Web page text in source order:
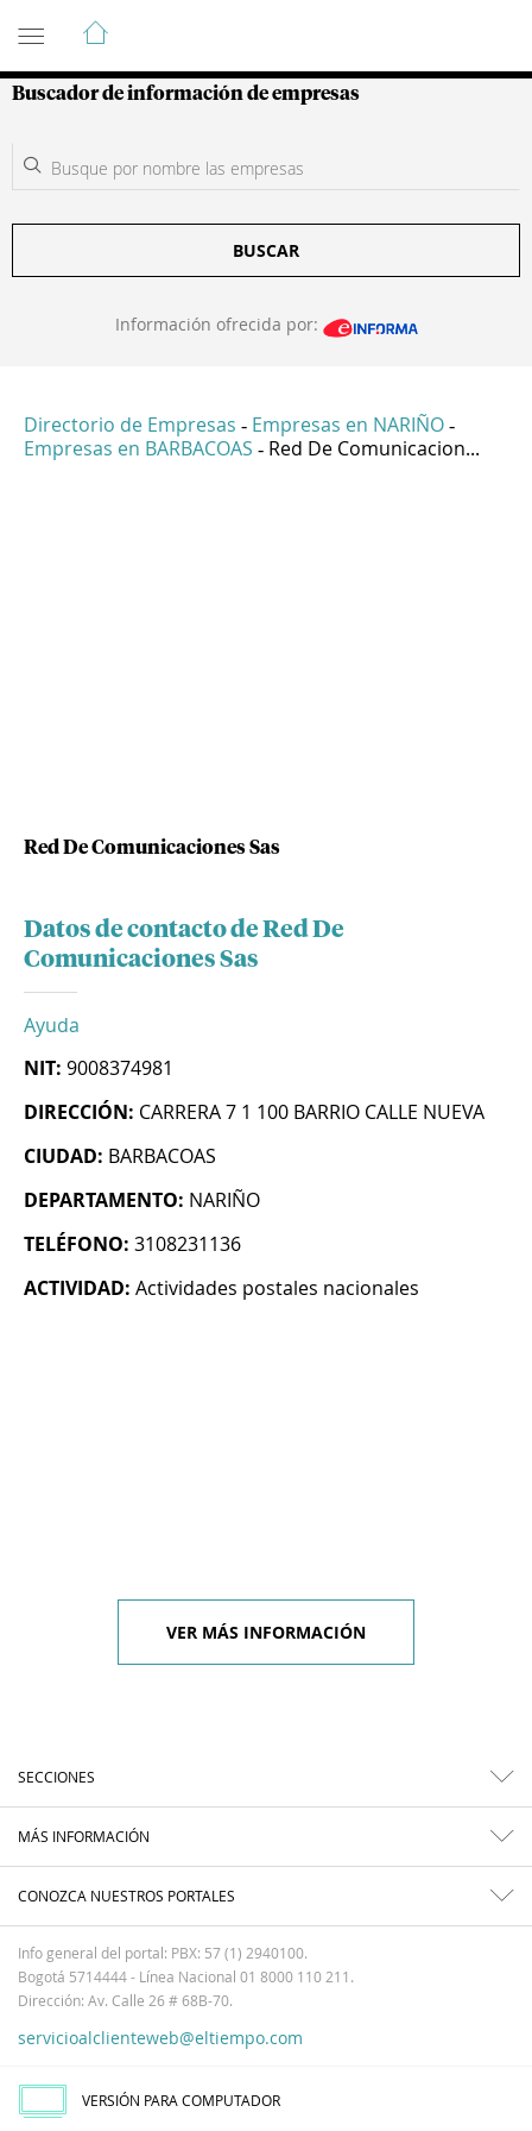
Guía de Empresas Colombianas
Buscador de información de empresas
BUSCAR
Información ofrecida por:
Directorio de Empresas - Empresas en NARIÑO -
Empresas en BARBACOAS - Red De Comunicacion...
Red De Comunicaciones Sas
Datos de contacto de Red De
Comunicaciones Sas
Ayuda
NIT: 9008374981
DIRECCIÓN: CARRERA 7 1 100 BARRIO CALLE NUEVA
CIUDAD: BARBACOAS
DEPARTAMENTO: NARIÑO
TELÉFONO: 3108231136
ACTIVIDAD: Actividades postales nacionales
VER MÁS INFORMACIÓN
SECCIONES
MÁS INFORMACIÓN
CONOZCA NUESTROS PORTALES
Info general del portal: PBX: 57 (1) 2940100.
Bogotá 5714444 - Línea Nacional 01 8000 110 211.
Dirección: Av. Calle 26 # 68B-70.
servicioalclienteweb@eltiempo.com
VERSIÓN PARA COMPUTADOR